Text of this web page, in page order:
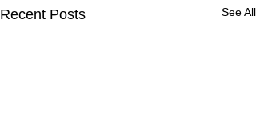
Recent Posts See All